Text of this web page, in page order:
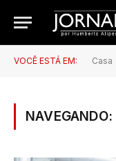
VOCÊ ESTÁ EM: Casa
NAVEGANDO: